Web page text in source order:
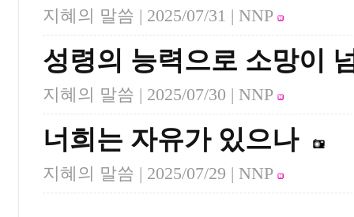
지혜의 말씀 | 2025/07/31 | NNP
성령의 능력으로 소망이
지혜의 말씀 | 2025/07/30 | NNP
너희는 자유가 있으나
지혜의 말씀 | 2025/07/29 | NNP